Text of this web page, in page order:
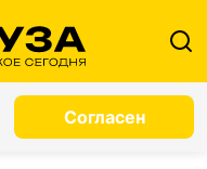
Согласен